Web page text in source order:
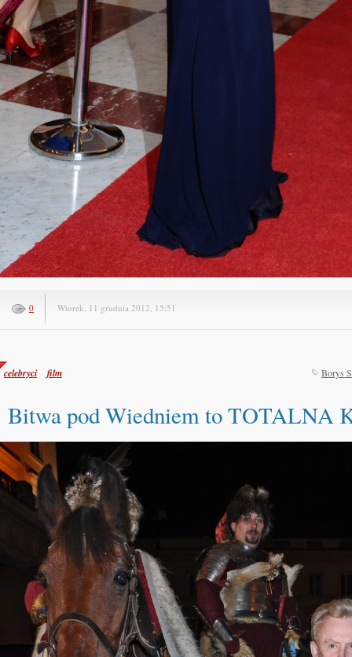
0 Wtorek, 11 grudnia 2012, 15:51
celebryci film Borys
Bitwa pod Wiedniem to TOTALNA